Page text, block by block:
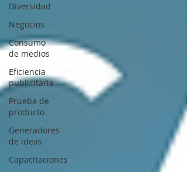
Diversidad
Negocios
Consumo
de medios
Eficiencia
publicitaria
Prueba de
producto
Generadores
de ideas
Capacitaciones